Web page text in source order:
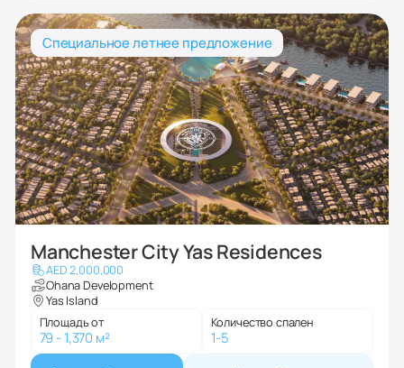
Специальное летнее предложение
Manchester City Yas Residences
AED 2,000,000
Ohana Development
Yas Island
Площадь от
79 - 1,370 м²
Количество спален
1-5